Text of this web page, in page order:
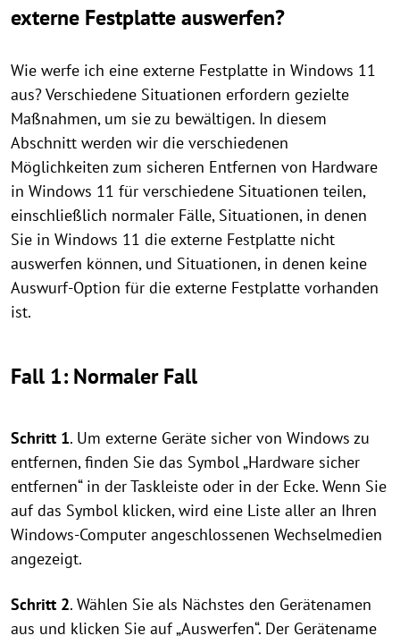
externe Festplatte auswerfen?
Wie werfe ich eine externe Festplatte in Windows 11
aus? Verschiedene Situationen erfordern gezielte
Maßnahmen, um sie zu bewältigen. In diesem
Abschnitt werden wir die verschiedenen
Möglichkeiten zum sicheren Entfernen von Hardware
in Windows 11 für verschiedene Situationen teilen,
einschließlich normaler Fälle, Situationen, in denen
Sie in Windows 11 die externe Festplatte nicht
auswerfen können, und Situationen, in denen keine
Auswurf-Option für die externe Festplatte vorhanden
ist.
Fall 1: Normaler Fall
Schritt 1. Um externe Geräte sicher von Windows zu
entfernen, finden Sie das Symbol „Hardware sicher
entfernen“ in der Taskleiste oder in der Ecke. Wenn Sie
auf das Symbol klicken, wird eine Liste aller an Ihren
Windows-Computer angeschlossenen Wechselmedien
angezeigt.
Schritt 2. Wählen Sie als Nächstes den Gerätenamen
aus und klicken Sie auf „Auswerfen“. Der Gerätename